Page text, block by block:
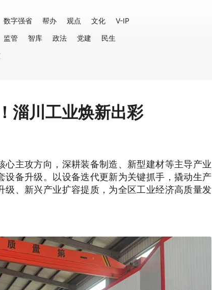
数字强省 帮办 观点 文化
V-IP
监管 智库 政法 党建
民生
淄川工业焕新出彩
主攻方向，深耕装备制造、新型建材等主导产业
备升级。以设备迭代更新为关键抓手，撬动生产
、新兴产业扩容提质，为全区工业经济高质量发